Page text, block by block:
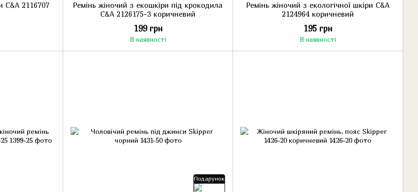
C&A 2116707
Ремінь жіночий з екошкіри під крокодила
C&A 2126175-3 коричневий
199 грн
В наявності
Ремінь жіночий з екологічної шкіри C&A
2124964 коричневий
195 грн
В наявності
Подарунок